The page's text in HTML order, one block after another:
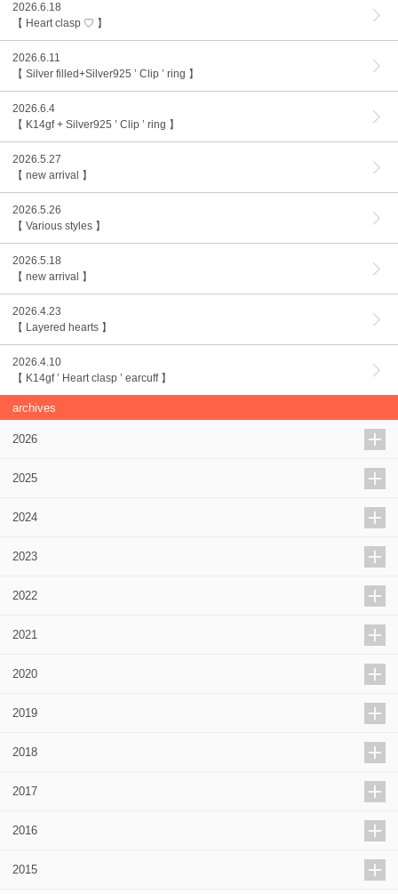
2026.6.18
【 Heart clasp ♡ 】
2026.6.11
【 Silver filled+Silver925 ’ Clip ’ ring 】
2026.6.4
【 K14gf + Silver925 ’ Clip ’ ring 】
2026.5.27
【 new arrival 】
2026.5.26
【 Various styles 】
2026.5.18
【 new arrival 】
2026.4.23
【 Layered hearts 】
2026.4.10
【 K14gf ’ Heart clasp ’ earcuff 】
archives
2026
2025
2024
2023
2022
2021
2020
2019
2018
2017
2016
2015